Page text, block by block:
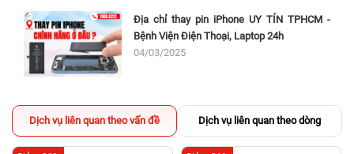
Địa chỉ thay pin iPhone UY TÍN TPHCM -
Bệnh Viện Điện Thoại, Laptop 24h
04/03/2025
Dịch vụ liên quan theo vấn đề Dịch vụ liên quan theo dòng